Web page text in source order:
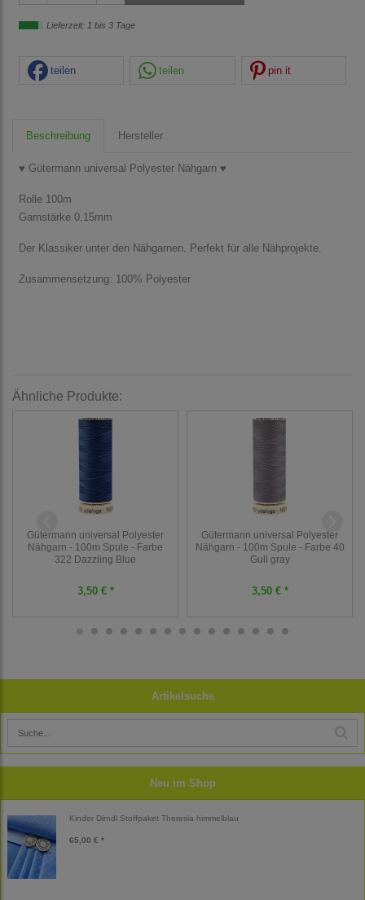
Artikelsuche
Neu im Shop
Kinder Dirndl Stoffpaket Theresia himmelblau
65,00 € *
Lieferzeit: 1 bis 3 Tage
teilen teilen pin it
Beschreibung Hersteller
♥ Gütermann universal Polyester Nähgarn ♥
Rolle 100m
Garnstärke 0,15mm
Der Klassiker unter den Nähgarnen. Perfekt für alle Nähprojekte.
Zusammensetzung: 100% Polyester
Ähnliche Produkte:
Gütermann universal Polyester
Nähgarn - 100m Spule - Farbe
322 Dazzling Blue
3,50 € *
Gütermann universal Polyester
Nähgarn - 100m Spule - Farbe 40
Gull gray
3,50 € *